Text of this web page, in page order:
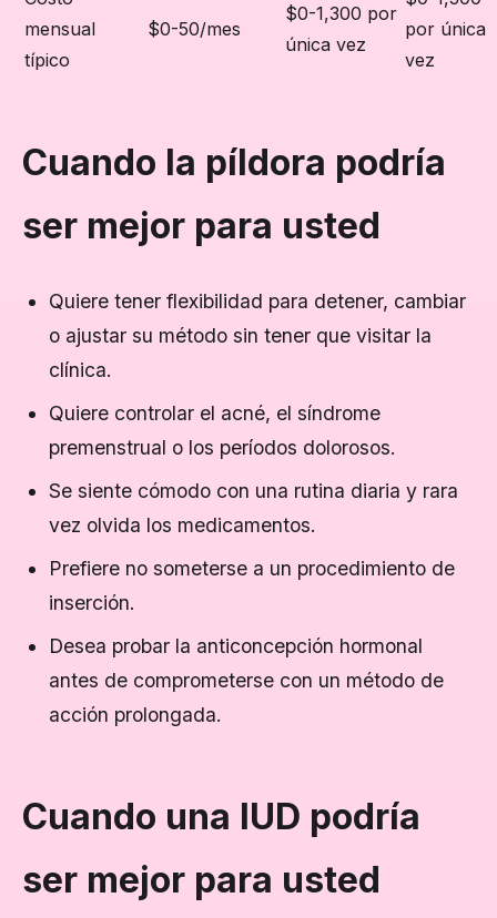
mensual
típico
$0-50/mes
$0-1,300 por
única vez
por única
vez
Cuando la píldora podría
ser mejor para usted
Quiere tener flexibilidad para detener, cambiar
o ajustar su método sin tener que visitar la
clínica.
Quiere controlar el acné, el síndrome
premenstrual o los períodos dolorosos.
Se siente cómodo con una rutina diaria y rara
vez olvida los medicamentos.
Prefiere no someterse a un procedimiento de
inserción.
Desea probar la anticoncepción hormonal
antes de comprometerse con un método de
acción prolongada.
Cuando una IUD podría
ser mejor para usted